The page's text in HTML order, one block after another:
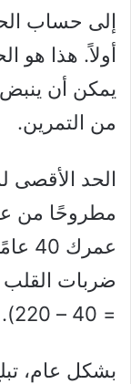
إلى حساب
أولاً. هذا هو
يمكن أن ينبض
من التمرين.
مطروحًا من
= 40 – 220).